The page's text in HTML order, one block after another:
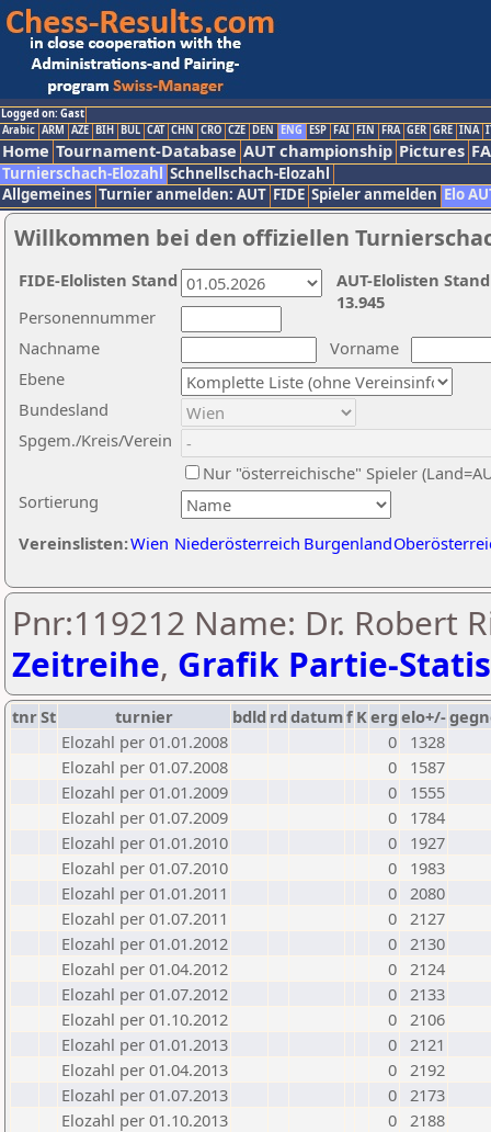
Logged on: Gast
Arabic ARM AZE BIH BUL CAT CHN CRO CZE DEN ENG ESP FAI FIN FRA GER GRE INA
Home Tournament-Database AUT championship Pictures
Turnierschach-Elozahl Schnellschach-Elozahl
Allgemeines Turnier anmelden: AUT FIDE Spieler anmelden Elo
Willkommen bei den offiziellen
Nachname
Vorname
Ebene
Sortierung
Personennummer
Bundesland
Spgem./Kreis/Verein
Nur "österreichische" Spieler
Vereinslisten:Wien Niederösterreich Burgenland
AUT-Elolisten
13.945
FIDE-Elolisten Stand
Pnr:119212 Name: Dr. Robert
Zeitreihe, Grafik Partie-
tnrSt turnier bdld rd datumf Kerg elo+/-
Elozahl per 01.01.2008
0
1328
Elozahl per 01.07.2008
0
1587
Elozahl per 01.01.2009
0
1555
Elozahl per 01.07.2009
0
1784
Elozahl per 01.01.2010
0
1927
Elozahl per 01.07.2010
0
1983
Elozahl per 01.01.2011
0 2080
Elozahl per 01.07.2011
0 2127
Elozahl per 01.01.2012
0 2130
Elozahl per 01.04.2012
0 2124
Elozahl per 01.07.2012
0 2133
Elozahl per 01.10.2012
0 2106
Elozahl per 01.01.2013
0 2121
Elozahl per 01.04.2013
0 2192
Elozahl per 01.07.2013
0 2173
Elozahl per 01.10.2013
0 2188